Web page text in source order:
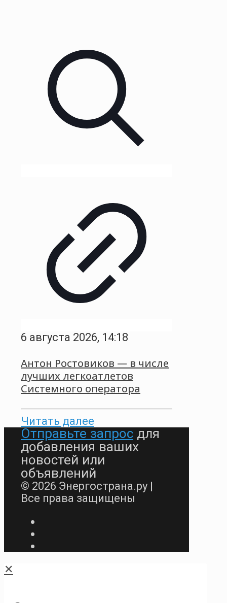
6 августа 2026, 14:18
Антон Ростовиков — в числе
лучших легкоатлетов
Системного оператора
Читать далее
Отправьте запрос для
добавления ваших
новостей или
объявлений
© 2026 Энергострана.ру |
Все права защищены
✕